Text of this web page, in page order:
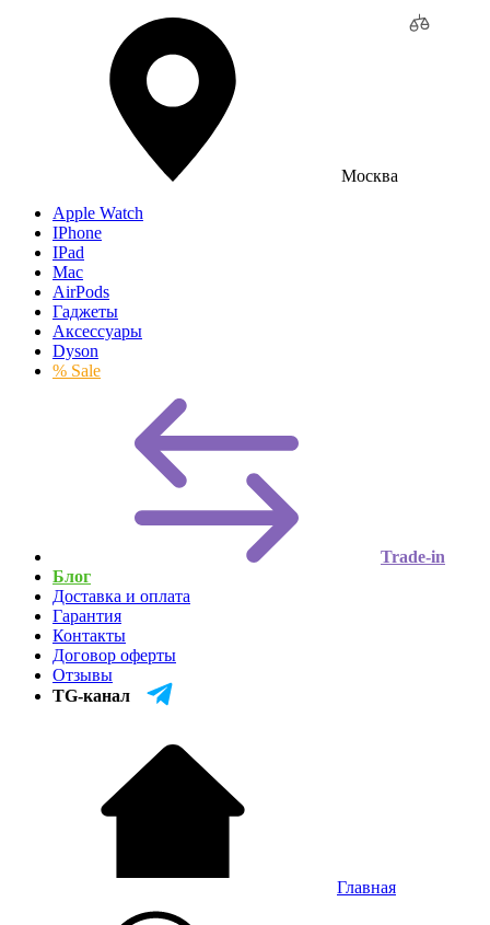
Москва
Apple Watch
IPhone
IPad
Mac
AirPods
Гаджеты
Аксессуары
Dyson
% Sale
Trade-in
Блог
Доставка и оплата
Гарантия
Контакты
Договор оферты
Отзывы
TG-канал
Главная